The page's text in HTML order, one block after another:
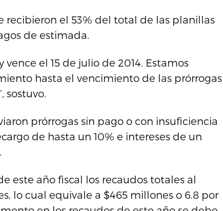
recibieron el 53% del total de las planillas
de estimada.
vence el 15 de julio de 2014. Estamos
hasta el vencimiento de las prórrogas
sostuvo.
prórrogas sin pago o con insuficiencia
de hasta un 10% e intereses de un
este año fiscal los recaudos totales al
lo cual equivale a $465 millones o 6.8 por